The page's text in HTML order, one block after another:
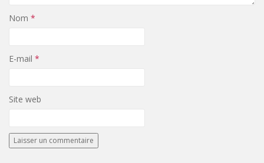
Nom *
E-mail *
Site web